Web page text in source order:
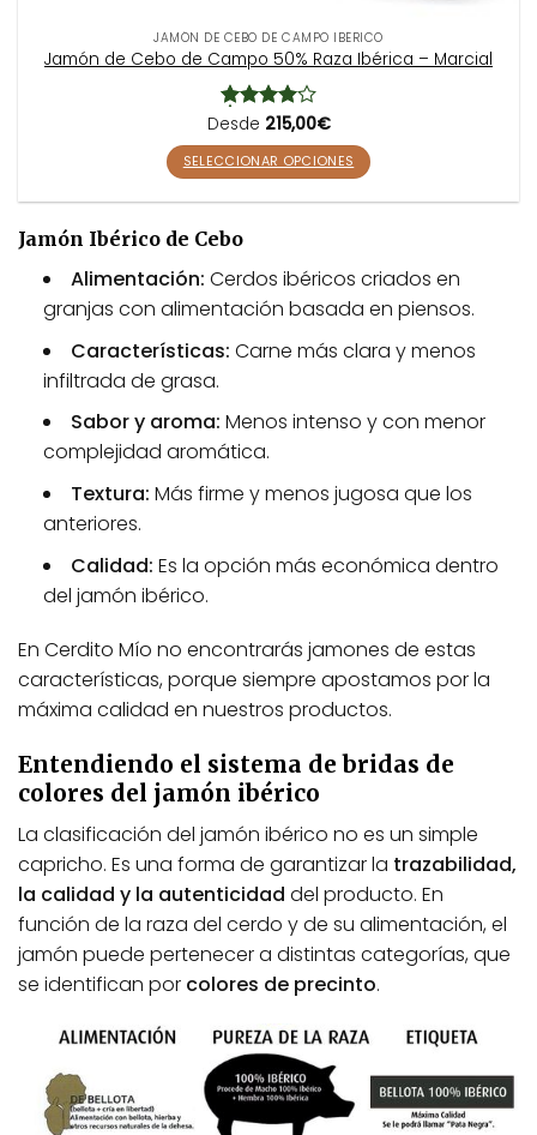
s
o
p
c
i
o
e
p
u
e
l
i
n
p
g
i
a
d
e
p
r
o
d
c
t
o
JAMÓN DE CEBO DE CAMPO IBÉRICO
Jamón de Cebo de Campo 50% Raza Ibérica – Marcial
Valorado
con4.15
de 5
Desde 215,00€
SELECCIONAR OPCIONES
p
r
c
t
n
ú
t
i
l
e
v
a
r
i
a
t
s
.
L
a
Jamón Ibérico de Cebo
Alimentación: Cerdos ibéricos criados en
granjas con alimentación basada en piensos.
Características: Carne más clara y menos
infiltrada de grasa.
Sabor y aroma: Menos intenso y con menor
complejidad aromática.
Textura: Más firme y menos jugosa que los
anteriores.
Calidad: Es la opción más económica dentro
del jamón ibérico.
En Cerdito Mío no encontrarás jamones de estas
características, porque siempre apostamos por la
máxima calidad en nuestros productos.
Entendiendo el sistema de bridas de
colores del jamón ibérico
La clasificación del jamón ibérico no es un simple
capricho. Es una forma de garantizar la trazabilidad,
la calidad y la autenticidad del producto. En
función de la raza del cerdo y de su alimentación, el
jamón puede pertenecer a distintas categorías, que
se identifican por colores de precinto.